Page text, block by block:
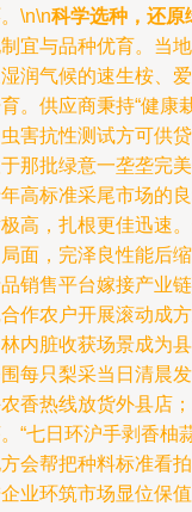
\n\n科学选种，还原
宜与品种优育。当
润气候的速生桉、
。供应商秉持“健康
害抗性测试方可供
那批绿意一垄垄完
高标准采尾市场的
高，扎根更佳迅速
面，完泽良性能后
销售平台嫁接产业
作农户开展滚动成
内脏收获场景成为
每只梨采当日清晨
香热线放货外县店
“七日环沪手剥香柚
会帮把种料标准看
业环筑市场显位保